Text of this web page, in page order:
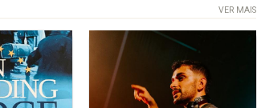
VER MAIS